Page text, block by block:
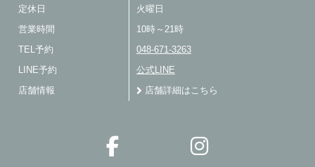
定休日 火曜日
営業時間 10時～21時
TEL予約 048-671-3263
LINE予約 公式LINE
店舗情報 店舗詳細はこちら